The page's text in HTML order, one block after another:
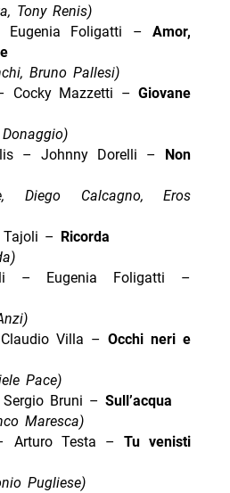
Tony Renis)
Foligatti –Amor,
Bruno Pallesi)
Cocky Mazzetti –Giovane
– Johnny Dorelli – Non
Diego Calcagno, Eros
– Ricorda
– Eugenia Foligatti –
Villa –Occhi neri e
Pace)
Bruni – Sull’acqua
Maresca)
Arturo Testa – Tu venisti
Pugliese)